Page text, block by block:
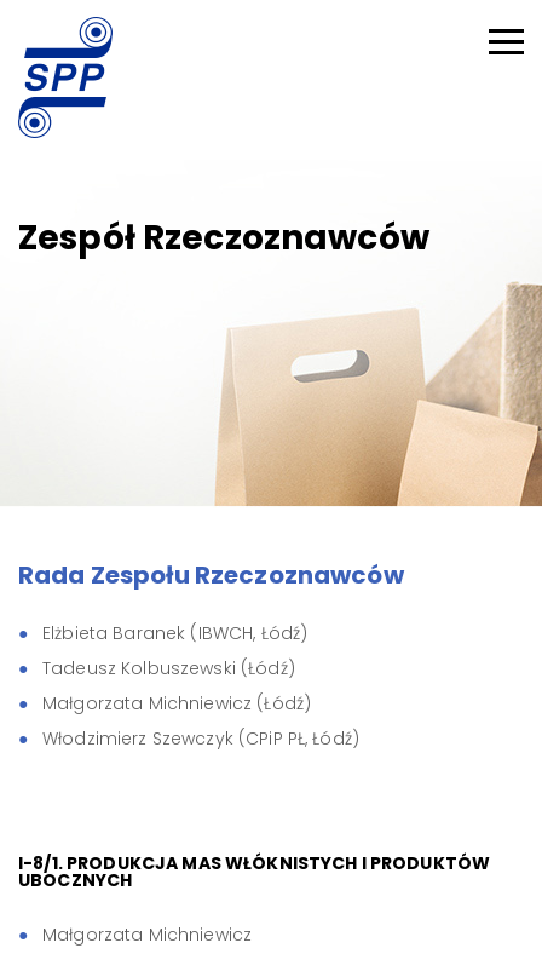
Zespół Rzeczoznawców
Rada Zespołu Rzeczoznawców
Elżbieta Baranek (IBWCH, Łódź)
Tadeusz Kolbuszewski (Łódź)
Małgorzata Michniewicz (Łódź)
Włodzimierz Szewczyk (CPiP PŁ, Łódź)
I-8/1. PRODUKCJA MAS WŁÓKNISTYCH I PRODUKTÓW
UBOCZNYCH
Małgorzata Michniewicz